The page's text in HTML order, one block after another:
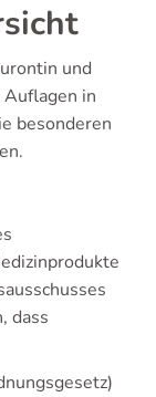
und
in
besonderen
dass